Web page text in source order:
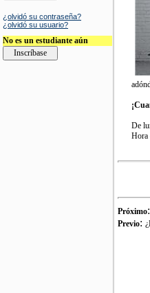
¿olvidó su contraseña?
¿olvidó su usuario?
No es un estudiante aún
De
Hora
Próximo:
Previo: